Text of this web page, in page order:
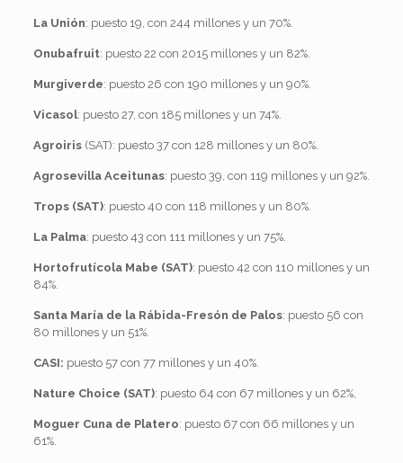
La Unión: puesto 19, con 244 millones y un 70%.
Onubafruit: puesto 22 con 2015 millones y un 82%.
Murgiverde: puesto 26 con 190 millones y un 90%.
Vicasol: puesto 27, con 185 millones y un 74%.
Agroiris(SAT): puesto 37 con 128 millones y un 80%.
Agrosevilla Aceitunas: puesto 39, con 119 millones y un 92%.
Trops (SAT): puesto 40 con 118 millones y un 80%.
La Palma: puesto 43 con 111 millones y un 75%.
Hortofrutícola Mabe (SAT): puesto 42 con 110 millones y un
84%.
Santa María de la Rábida-Fresón de Palos: puesto 56 con
80 millones y un 51%.
CASI: puesto 57 con 77 millones y un 40%.
Nature Choice (SAT): puesto 64 con 67 millones y un 62%,
Moguer Cuna de Platero: puesto 67 con 66 millones y un
61%.